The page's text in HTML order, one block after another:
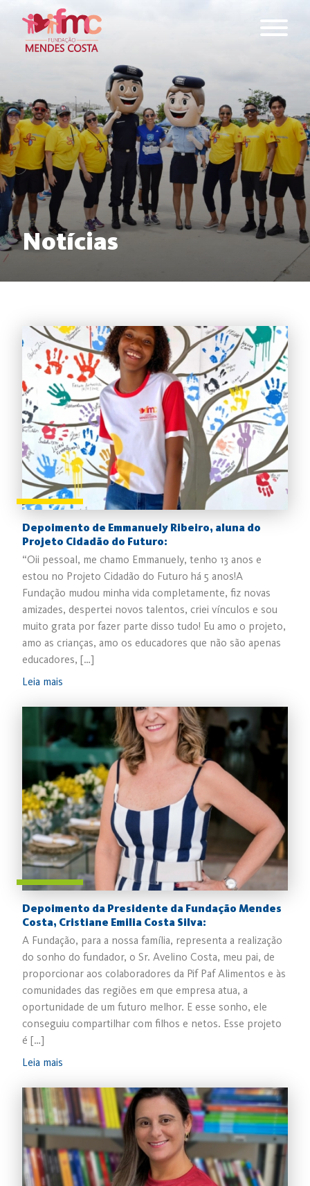
Notícias
Depoimento de Emmanuely Ribeiro, aluna do
Projeto Cidadão do Futuro:
“Oii pessoal, me chamo Emmanuely, tenho 13 anos e
estou no Projeto Cidadão do Futuro há 5 anos!A
Fundação mudou minha vida completamente, fiz novas
amizades, despertei novos talentos, criei vínculos e sou
muito grata por fazer parte disso tudo! Eu amo o projeto,
amo as crianças, amo os educadores que não são apenas
educadores, […]
Leia mais
Depoimento da Presidente da Fundação Mendes
Costa, Cristiane Emilia Costa Silva:
A Fundação, para a nossa família, representa a realização
do sonho do fundador, o Sr. Avelino Costa, meu pai, de
proporcionar aos colaboradores da Pif Paf Alimentos e às
comunidades das regiões em que empresa atua, a
oportunidade de um futuro melhor. E esse sonho, ele
conseguiu compartilhar com filhos e netos. Esse projeto
é […]
Leia mais